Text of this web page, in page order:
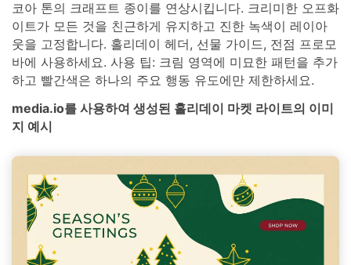
코아 톤의 크래프트 종이를 연상시킵니다. 크리미한 오프화
이트가 모든 것을 친근하게 유지하고 진한 녹색이 레이아
웃을 고정합니다. 홀리데이 헤더, 선물 가이드, 전점 프로모
바에 사용하세요. 사용 팁: 크림 영역에 미묘한 패턴을 추가
하고 빨간색은 하나의 주요 행동 유도에만 제한하세요.
media.io를 사용하여 생성된 홀리데이 마켓 라이트의 이미
지 예시